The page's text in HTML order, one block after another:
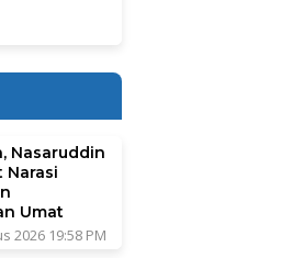
Nasaruddin
Narasi
Umat
2026 19:58 PM